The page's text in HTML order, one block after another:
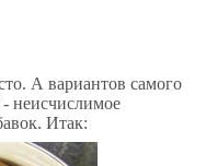
А вариантов самого
- неисчислимое
Итак: